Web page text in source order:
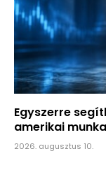
Egyszerre
amerikai
2026. augusztus 10.